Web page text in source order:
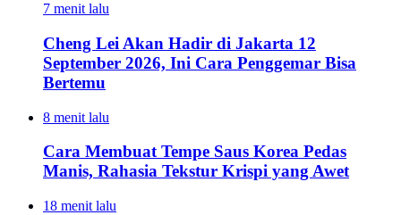
7 menit lalu
Cheng Lei Akan Hadir di Jakarta 12
September 2026, Ini Cara Penggemar Bisa
Bertemu
8 menit lalu
Cara Membuat Tempe Saus Korea Pedas
Manis, Rahasia Tekstur Krispi yang Awet
18 menit lalu